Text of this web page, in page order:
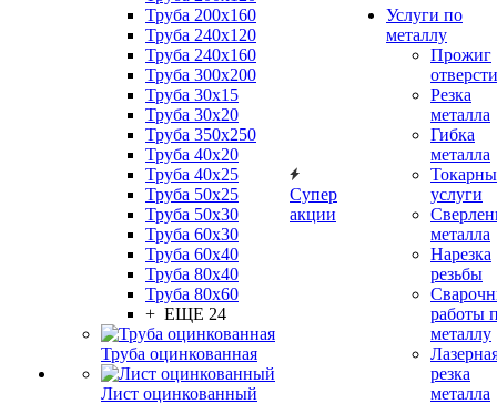
Труба 200x160
Труба 240x120
Труба 240x160
Труба 300x200
Труба 30x15
Труба 30x20
Труба 350x250
Труба 40x20
Труба 40x25
Труба 50x25
Труба 50x30
Труба 60x30
Труба 60x40
Труба 80x40
Труба 80x60
+ ЕЩЕ 24
Труба оцинкованная
Лист оцинкованный
Супер
акции
Услуги по
металлу
Прожиг
Резка
металла
Гибка
металла
услуги
металла
Нарезка
резьбы
работы
металлу
резка
металла